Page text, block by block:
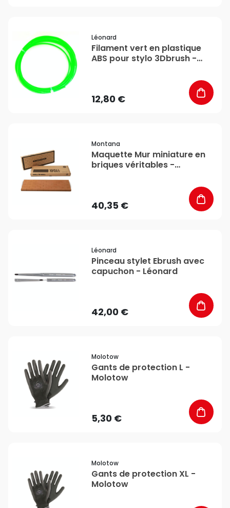
Léonard
Filament vert en plastique
ABS pour stylo 3Dbrush -
12,80 €
Montana
Maquette Mur miniature en
briques véritables -
40,35 €
Léonard
Pinceau stylet Ebrush avec
capuchon - Léonard
42,00 €
Molotow
Gants de protection L -
Molotow
5,30 €
Molotow
Gants de protection XL -
Molotow